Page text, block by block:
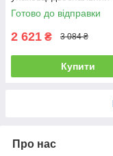
Готово до відправки
2 621 ₴ 3 084 ₴
Купити
Про нас